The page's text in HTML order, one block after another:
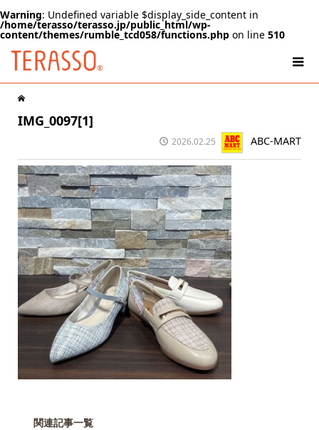
Warning: Undefined variable $display_side_content in
/home/terasso/terasso.jp/public_html/wp-
content/themes/rumble_tcd058/functions.php on line 510
IMG_0097[1]
2026.02.25 ABC-MART
関連記事一覧